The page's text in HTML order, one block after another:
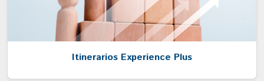
Itinerarios Experience Plus